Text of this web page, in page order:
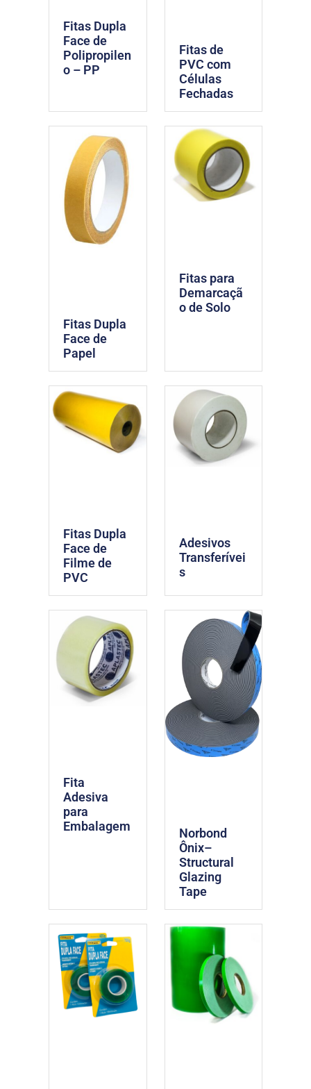
Fitas Dupla
Face de
Polipropilen
o – PP
Fitas de
PVC com
Células
Fechadas
Fitas Dupla
Face de
Papel
Fitas para
Demarcaçã
o de Solo
Fitas Dupla
Face de
Filme de
PVC
Adesivos
Transferívei
s
Fita
Adesiva
para
Embalagem
Norbond
Ônix–
Structural
Glazing
Tape